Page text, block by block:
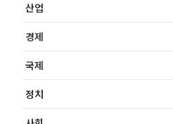
산업
경제
국제
정치